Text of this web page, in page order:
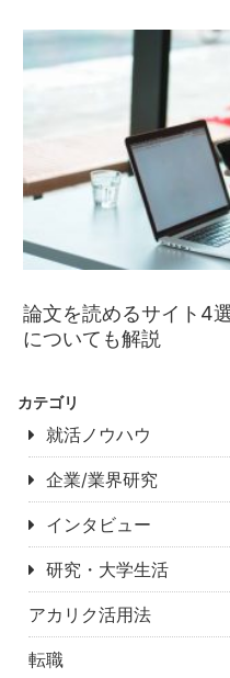
論文を読めるサイト4
についても解説
カテゴリ
就活ノウハウ
企業/業界研究
インタビュー
研究・大学生活
アカリク活用法
転職